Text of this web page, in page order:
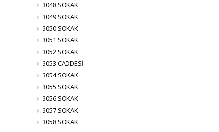
3048 SOKAK
3049 SOKAK
3050 SOKAK
3051 SOKAK
3052 SOKAK
3053 CADDESİ
3054 SOKAK
3055 SOKAK
3056 SOKAK
3057 SOKAK
3058 SOKAK